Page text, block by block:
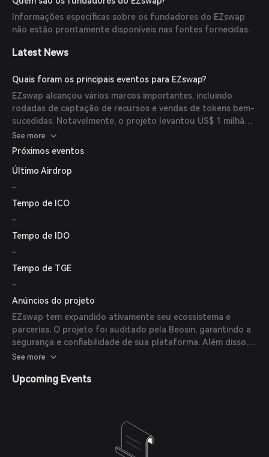
EZswap é pioneiro no campo da negociação inteligente de
inscrições, explorando o potencial dos jogos com inscrições.
Informações específicas sobre os fundadores do EZswap
não estão prontamente disponíveis nas fontes fornecidas.
Latest News
Quais foram os principais eventos para EZswap?
EZswap alcançou vários marcos importantes, incluindo
rodadas de captação de recursos e vendas de tokens bem-
sucedidas. Notavelmente, o projeto levantou US$ 1 milhão
em uma rodada de financiamento privada em 2 de janeiro de
2024, com investidores como EOS Network Foundation,
realizou uma Oferta Inicial de Exchange (IEO) na Gate.io de
See more
Próximos eventos
Último Airdrop
-
Tempo de ICO
-
Tempo de IDO
-
Tempo de TGE
-
Anúncios do projeto
EZswap tem expandido ativamente seu ecossistema e
parcerias. O projeto foi auditado pela Beosin, garantindo a
segurança e confiabilidade de sua plataforma. Além disso,
EZswap lançou vários projetos destacados, incluindo ECHO
na Manta Network, demonstrando crescimento significativo
See more
Upcoming Events